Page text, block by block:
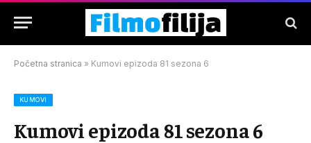
Početna stranica » Kumovi epizoda 81 sezona 6
KUMOVI
Kumovi epizoda 81 sezona 6